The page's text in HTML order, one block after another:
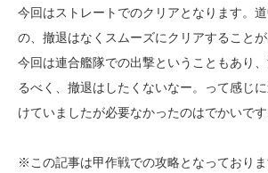
今回はストレートでのクリアとなります。
の、撤退はなくスムーズにクリアすることが
今回は連合艦隊での出撃ということもあり
るべく、撤退はしたくないなー。って感じ
けていましたが必要なかったのはでかいです
※この記事は甲作戦での攻略となっておりま